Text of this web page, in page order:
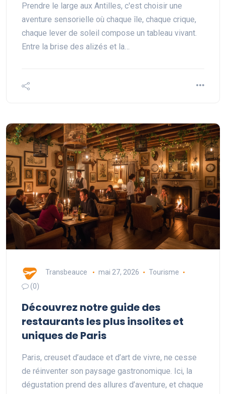
Prendre le large aux Antilles, c'est choisir une
aventure sensorielle où chaque île, chaque crique,
chaque lever de soleil compose un tableau vivant.
Entre la brise des alizés et la…
Transbeauce mai 27, 2026
Tourisme
(0)
Découvrez notre guide des
restaurants les plus insolites et
uniques de Paris
Paris, creuset d’audace et d’art de vivre, ne cesse
de réinventer son paysage gastronomique. Ici, la
dégustation prend des allures d’aventure, et chaque